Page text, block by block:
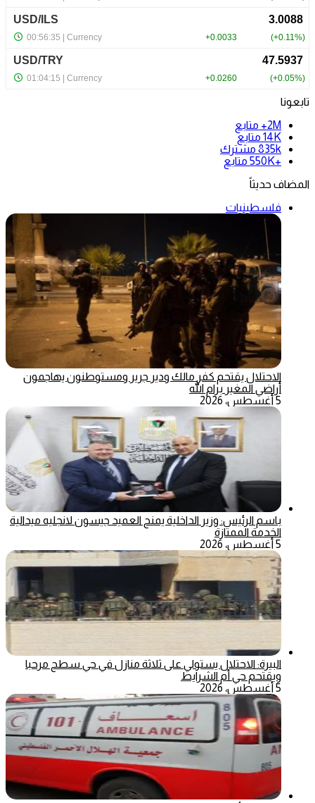
تابعونا
2M+
متابع
14K متابع
835k مشترك
+550K
متابع
المضاف حديثاً
فلسطينيات
الاحتلال يقتحم كفر مالك ودير جرير ومستوطنون يهاجمون
أراضي المغير برام الله
5 أغسطس، 2026
باسم الرئيس: وزير الداخلية يمنح العميد جيسون لانجليه ميدالية
الخدمة الممتازة
5 أغسطس، 2026
البيرة: الاحتلال يستولي على ثلاثة منازل في حي سطح مرحبا
ويقتحم حي أم الشرايط
5 أغسطس، 2026